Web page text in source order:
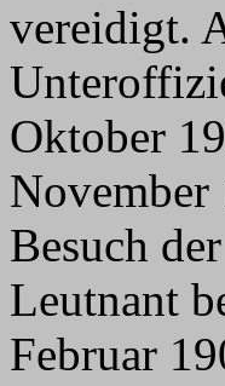
vereidigt.
Oktober
November
Besuch
Leutnant
Februar